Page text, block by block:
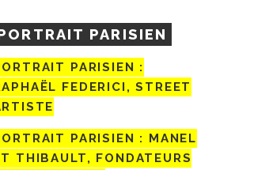
PARISIEN
PARISIEN :
FEDERICI, STREET
PARISIEN : MANEL
THIBAULT, FONDATEURS